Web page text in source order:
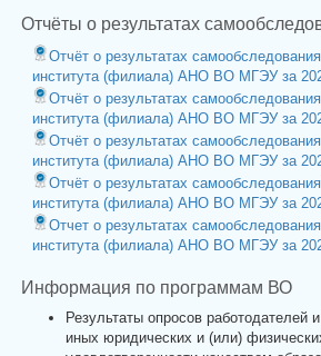
Отчёты о результатах
Отчёт о результатах
института (филиала) АНО ВО МГЭУ за
Отчёт о результатах
института (филиала) АНО ВО МГЭУ за
Отчёт о результатах
института (филиала) АНО ВО МГЭУ за
Отчёт о результатах
института (филиала) АНО ВО МГЭУ за
Отчет о результатах
института (филиала) АНО ВО МГЭУ за
Информация по программам ВО
Результаты опросов работодателей
иных юридических и (или)